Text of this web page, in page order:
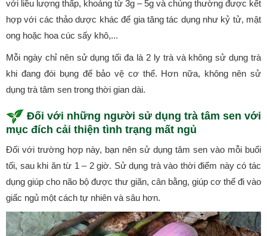
với liều lượng thấp, khoảng từ 3g – 5g và chúng thường được kết
hợp với các thảo dược khác để gia tăng tác dụng như kỷ tử, mật
ong hoặc hoa cúc sấy khô,...
Mỗi ngày chỉ nên sử dụng tối đa là 2 ly trà và không sử dụng trà
khi đang đói bụng để bảo vệ cơ thể. Hơn nữa, không nên sử
dụng trà tâm sen trong thời gian dài.
Đối với những người sử dụng trà tâm sen với
mục đích cải thiện tình trạng mất ngủ
Đối với trường hợp này, bạn nên sử dụng tâm sen vào mỗi buổi
tối, sau khi ăn từ 1 – 2 giờ. Sử dụng trà vào thời điểm này có tác
dụng giúp cho não bộ được thư giãn, cân bằng, giúp cơ thể đi vào
giấc ngủ một cách tự nhiên và sâu hơn.